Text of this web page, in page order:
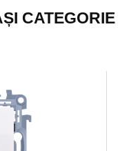
CATEGORIE